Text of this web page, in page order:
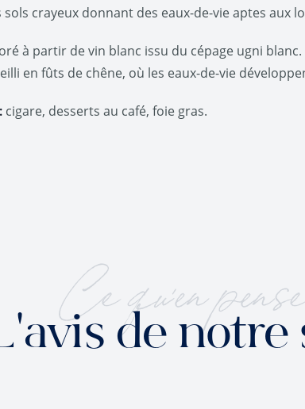
crayeux donnant des eaux-de-vie aptes aux
à partir de vin blanc issu du cépage ugni
en fûts de chêne, où les eaux-de-vie
cigare, desserts au café, foie gras.
Ce qu'en
de